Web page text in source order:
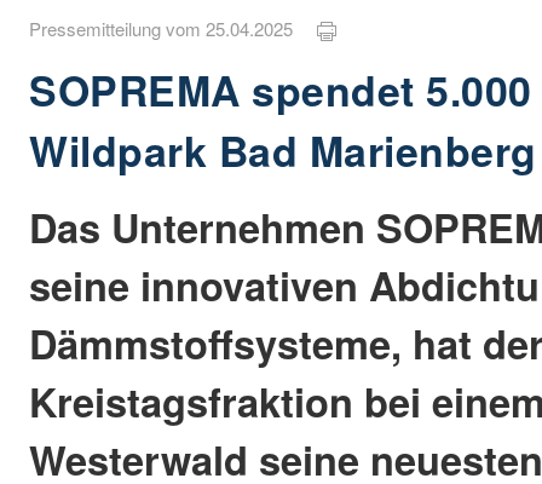
Pressemitteilung vom 25.04.2025
SOPREMA spendet
Wildpark Bad Marienberg
Das Unternehmen
seine innovativen
Dämmstoffsysteme, hat
Kreistagsfraktion bei
Westerwald seine